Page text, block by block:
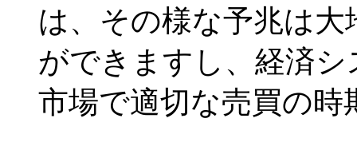
は、その様な予兆は
ができますし、経済
市場で適切な売買の